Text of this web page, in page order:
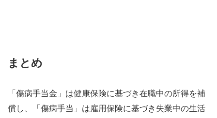
まとめ
「傷病手当金」は健康保険に基づき在職中の所得を補
償し、「傷病手当」は雇用保険に基づき失業中の生活